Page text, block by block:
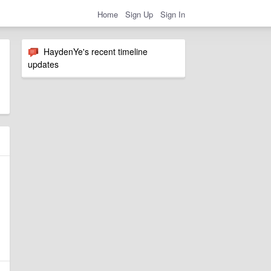
Home Sign Up Sign In
HaydenYe's recent timeline
updates